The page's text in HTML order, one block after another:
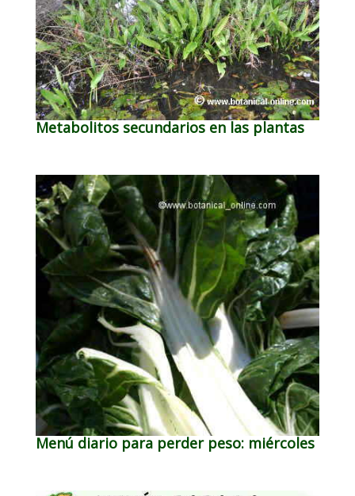
Metabolitos secundarios en las plantas
Menú diario para perder peso: miércoles